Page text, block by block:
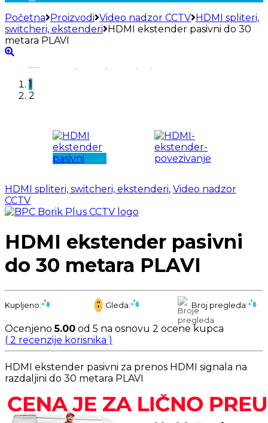
Početna Proizvodi Video nadzor CCTV HDMI spliteri,
switcheri, ekstenderi HDMI ekstender pasivni do 30
metara PLAVI
1
2
HDMI spliteri, switcheri, ekstenderi, Video nadzor
CCTV
HDMI ekstender pasivni
do 30 metara PLAVI
Kupljeno: Gleda: Broj pregleda:
Ocenjeno5.00 od 5 na osnovu 2 ocene kupca
( 2 recenzije korisnika )
HDMI ekstender pasivni za prenos HDMI signala na
razdaljini do 30 metara PLAVI